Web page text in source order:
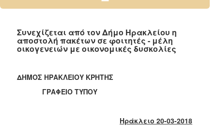
2024
2022
2021
Συνεχίζεται από τον Δήμο Ηρακλείου η
αποστολή πακέτων σε φοιτητές - μέλη
οικογενειών με οικονομικές δυσκολίες
ΔΗΜΟΣ ΗΡΑΚΛΕΙΟΥ ΚΡΗΤΗΣ
ΓΡΑΦΕΙΟ ΤΥΠΟΥ
Ηράκλειο 20-03-2018